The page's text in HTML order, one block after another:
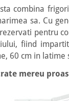
combina
sa. Cu
pentru
fiind
60 cm in latime
mereu